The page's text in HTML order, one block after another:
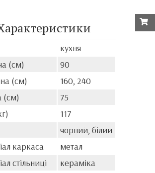
кухня
(см)
90
(см)
160, 240
(см)
75
117
чорний, білий
каркаса
метал
стільниці
кераміка